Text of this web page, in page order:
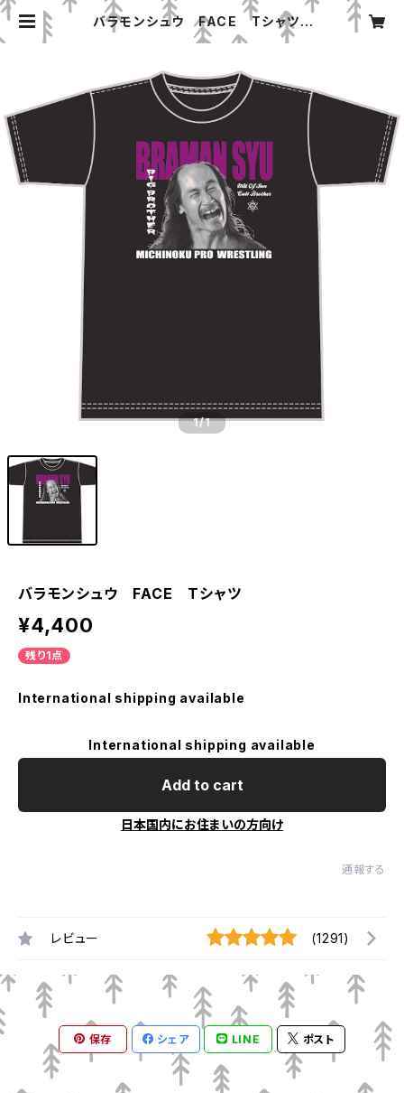
バラモンシュウ FACE Tシャツ |
みちのくプロレス「プロレスグッズ屋」
1/1
バラモンシュウ FACE Tシャツ
¥4,400
残り1点
International shipping available
International shipping available
Add to cart
日本国内にお住まいの方向け
通報する
レビュー (1291)
保存 シェア LINE ポスト